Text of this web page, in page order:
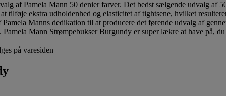
på varesiden